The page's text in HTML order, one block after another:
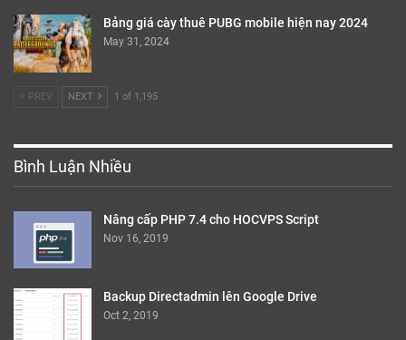
Bảng giá cày thuê PUBG mobile hiện nay 2024
May 31, 2024
PREV NEXT 1 of 1,195
Bình Luận Nhiều
Nâng cấp PHP 7.4 cho HOCVPS Script
Nov 16, 2019
Backup Directadmin lên Google Drive
Oct 2, 2019